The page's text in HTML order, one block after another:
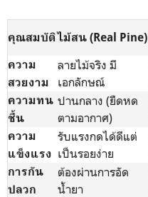
คุณสมบัติไม้สน (Real Pine)
ความ
สวยงาม
ลายไม้จริง มี
เอกลักษณ์
ความทน
ชื้น
ปานกลาง (ยืดหด
ตามอากาศ)
ความ
แข็งแรง
รับแรงกดได้ดีแต่
เป็นรอยง่าย
การกัน
ปลวก
ต้องผ่านการอัด
น้ำยา